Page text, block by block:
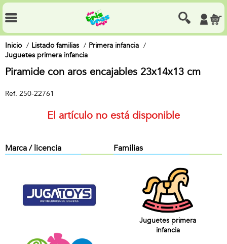
Inicio Listado familias
Primera infancia
Juguetes primera infancia
Piramide con aros encajables 23x14x13 cm
Ref. 250-22761
El artículo no está disponible
Marca / licencia Familias
Juguetes primera
infancia